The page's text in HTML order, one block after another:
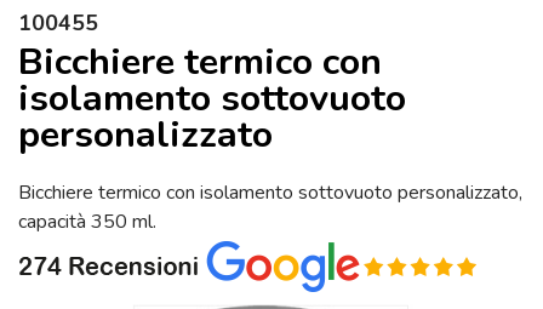
Home »
(100455)
100455
Bicchiere termico con
isolamento sottovuoto
personalizzato
Bicchiere termico con isolamento sottovuoto personalizzato,
capacità 350 ml.